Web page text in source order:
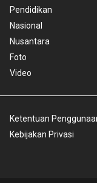
Pendidikan
Nasional
Nusantara
Foto
Video
Ketentuan
Kebijakan Privasi